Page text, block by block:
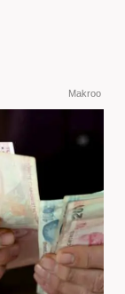
Makroo